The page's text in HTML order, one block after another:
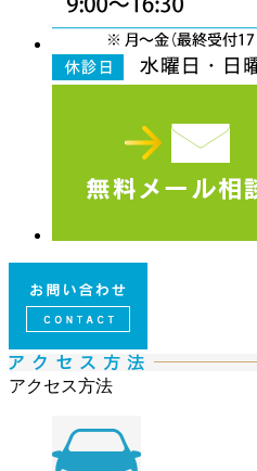
アクセス方法